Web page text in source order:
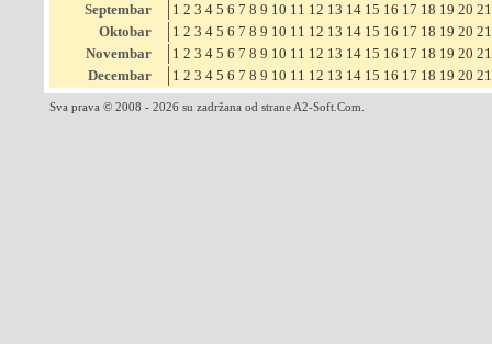
Septembar
1 2 3 4 5 6 7 8 9 10 11 12 13 14 15 16 17 18 19 20 21
Oktobar
1 2 3 4 5 6 7 8 9 10 11 12 13 14 15 16 17 18 19 20 21
Novembar
1 2 3 4 5 6 7 8 9 10 11 12 13 14 15 16 17 18 19 20 21
Decembar
1 2 3 4 5 6 7 8 9 10 11 12 13 14 15 16 17 18 19 20 21
Sva prava © 2008 - 2026 su zadržana od strane A2-Soft.Com.